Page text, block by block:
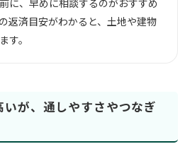
に、早めに相談するのがおすすめ
返済目安がわかると、土地や建物
す。
いが、通しやすさやつなぎ